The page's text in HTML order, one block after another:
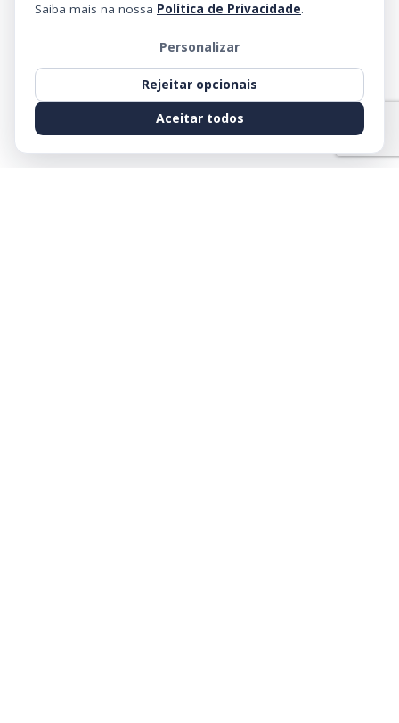
Saiba mais na nossa Política de Privacidade.
Personalizar
Rejeitar opcionais
Aceitar todos